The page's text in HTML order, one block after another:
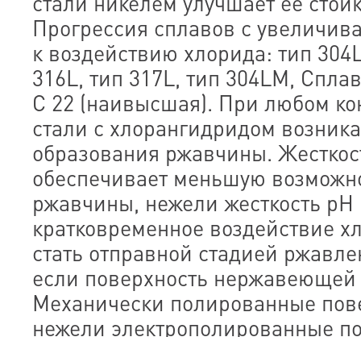
Прогрессия сплавов с
к воздействию хлорида: тип
316L, тип 317L, тип 304LМ,
С 22 (наивысшая). При любом
стали с хлорангидридом
образования ржавчины.
обеспечивает меньшую
ржавчины, нежели жесткость
кратковременное воздействие
стать отправной стадией
если поверхность
Механически полированные
нежели электрополированные